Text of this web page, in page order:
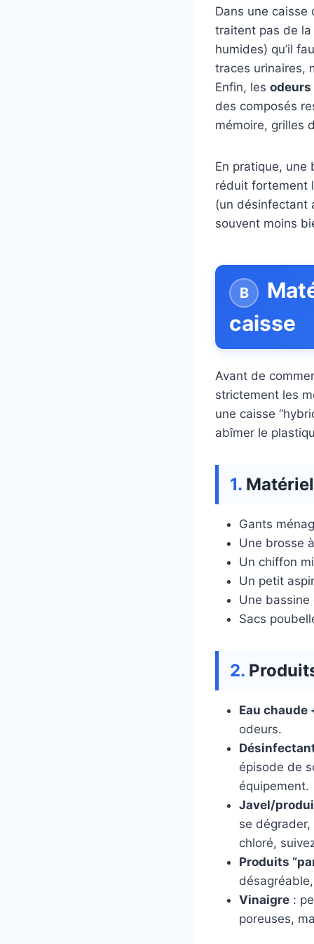
Dans une caisse
traitent pas de la
humides) qu’il
traces urinaires,
Enfin, les odeurs
des composés
mémoire, grilles
En pratique,
réduit fortement
(un désinfectant
souvent moins
caisse
Avant de
strictement les
une caisse
abîmer le
Gants
Une brosse
Un chiffon
Un petit
Une bassine
Sacs
Eau chaude
odeurs.
épisode de
équipement.
Javel/
se
chloré,
Produits
Vinaigre :
poreuses,